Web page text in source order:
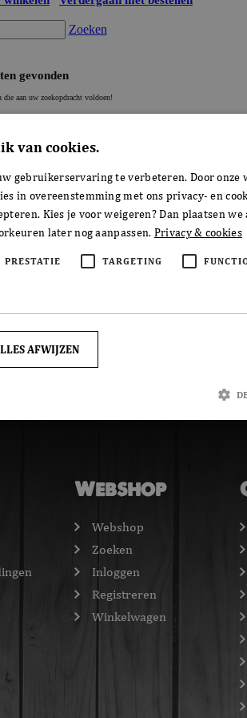
Webshop
Webshop
Zoeken
Inloggen
Registreren
Winkelwagen
van cookies.
gebruikerservaring te verbeteren. Door onze
in overeenstemming met ons privacy- en
Kies je voor weigeren? Dan plaatsen
later nog aanpassen. Privacy & cookies
PRESTATIE TARGETING
AFWIJZEN
de strikt noodzakelijke cookies.
Deze cookie wordt gebruikt door de
service om de cookievoorkeuren
noodzakelijk om correct te werken.
Sessie
Deze cookie wordt ingesteld door
gebruikt en over eventuele
Google reCAPTCHA plaatst een